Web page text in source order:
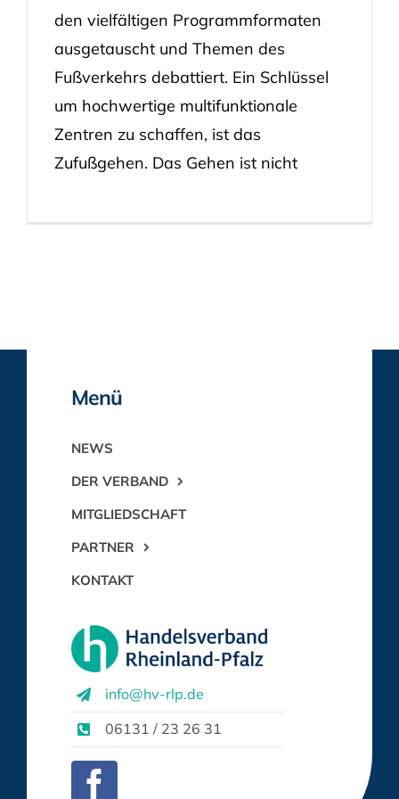
den vielfältigen Programmformaten
ausgetauscht und Themen des
Fußverkehrs debattiert. Ein Schlüssel
um hochwertige multifunktionale
Zentren zu schaffen, ist das
Zufußgehen. Das Gehen ist nicht
Menü
NEWS
DER VERBAND
MITGLIEDSCHAFT
PARTNER
KONTAKT
info@hv-rlp.de
06131 / 23 26 31